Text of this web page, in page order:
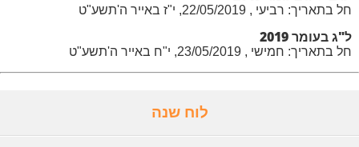
חל בתאריך: רביעי , 22/05/2019, י"ז באייר ה'תשע"ט
ל"ג בעומר 2019
חל בתאריך: חמישי , 23/05/2019, י"ח באייר ה'תשע"ט
לוח שנה